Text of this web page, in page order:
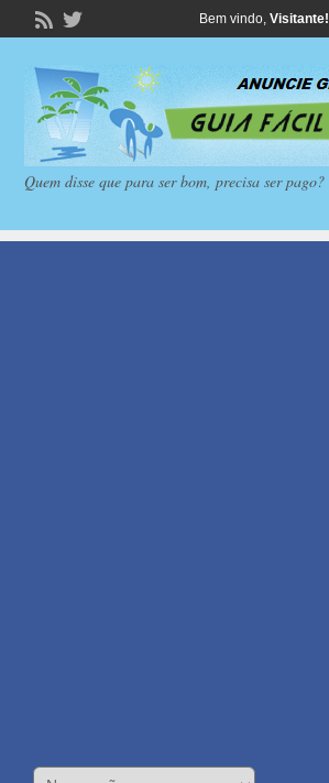
Bem vindo, Visitante!
Quem disse que para ser bom, precisa ser pago?